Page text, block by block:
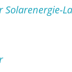
Solarenergie-